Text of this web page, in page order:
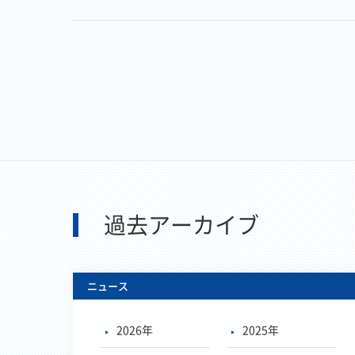
過去アーカイブ
ニュース
2026年 2025年